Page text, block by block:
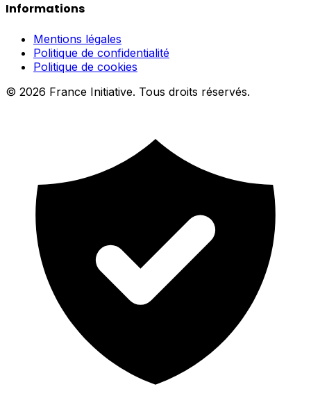
Informations
Mentions légales
Politique de confidentialité
Politique de cookies
© 2026 France Initiative. Tous droits réservés.